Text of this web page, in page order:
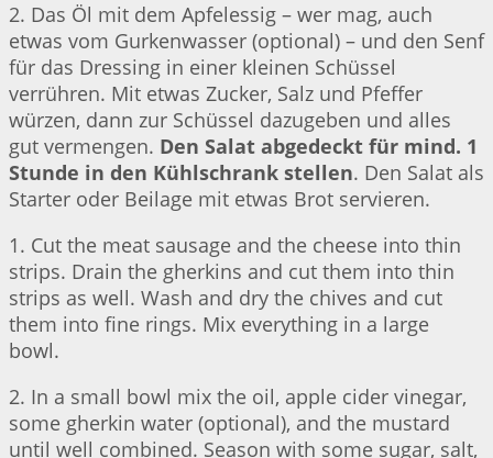
2. Das Öl mit dem Apfelessig – wer mag, auch
etwas vom Gurkenwasser (optional) – und den Senf
für das Dressing in einer kleinen Schüssel
verrühren. Mit etwas Zucker, Salz und Pfeffer
würzen, dann zur Schüssel dazugeben und alles
gut vermengen. Den Salat abgedeckt für mind. 1
Stunde in den Kühlschrank stellen. Den Salat als
Starter oder Beilage mit etwas Brot servieren.
1. Cut the meat sausage and the cheese into thin
strips. Drain the gherkins and cut them into thin
strips as well. Wash and dry the chives and cut
them into fine rings. Mix everything in a large
bowl.
2. In a small bowl mix the oil, apple cider vinegar,
some gherkin water (optional), and the mustard
until well combined. Season with some sugar, salt,